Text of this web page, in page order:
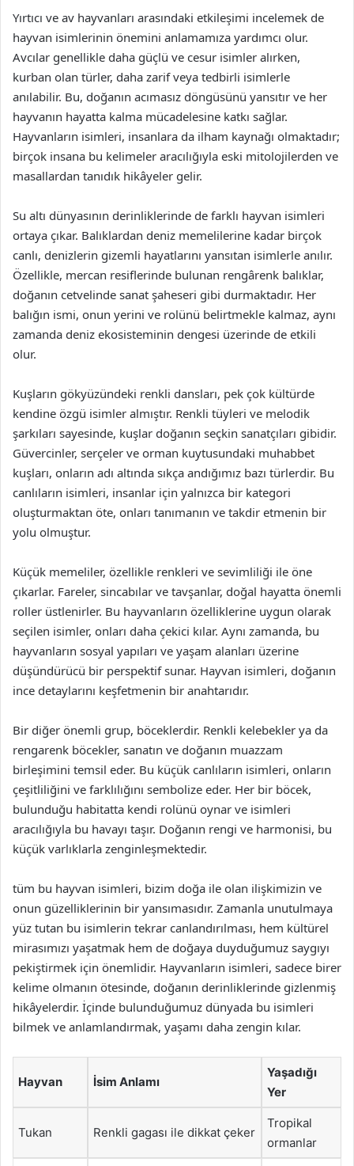
Yırtıcı ve av hayvanları arasındaki etkileşimi incelemek de
hayvan isimlerinin önemini anlamamıza yardımcı olur.
Avcılar genellikle daha güçlü ve cesur isimler alırken,
kurban olan türler, daha zarif veya tedbirli isimlerle
anılabilir. Bu, doğanın acımasız döngüsünü yansıtır ve her
hayvanın hayatta kalma mücadelesine katkı sağlar.
Hayvanların isimleri, insanlara da ilham kaynağı olmaktadır;
birçok insana bu kelimeler aracılığıyla eski mitolojilerden ve
masallardan tanıdık hikâyeler gelir.
Su altı dünyasının derinliklerinde de farklı hayvan isimleri
ortaya çıkar. Balıklardan deniz memelilerine kadar birçok
canlı, denizlerin gizemli hayatlarını yansıtan isimlerle anılır.
Özellikle, mercan resiflerinde bulunan rengârenk balıklar,
doğanın cetvelinde sanat şaheseri gibi durmaktadır. Her
balığın ismi, onun yerini ve rolünü belirtmekle kalmaz, aynı
zamanda deniz ekosisteminin dengesi üzerinde de etkili
olur.
Kuşların gökyüzündeki renkli dansları, pek çok kültürde
kendine özgü isimler almıştır. Renkli tüyleri ve melodik
şarkıları sayesinde, kuşlar doğanın seçkin sanatçıları gibidir.
Güvercinler, serçeler ve orman kuytusundaki muhabbet
kuşları, onların adı altında sıkça andığımız bazı türlerdir. Bu
canlıların isimleri, insanlar için yalnızca bir kategori
oluşturmaktan öte, onları tanımanın ve takdir etmenin bir
yolu olmuştur.
Küçük memeliler, özellikle renkleri ve sevimliliği ile öne
çıkarlar. Fareler, sincabılar ve tavşanlar, doğal hayatta önemli
roller üstlenirler. Bu hayvanların özelliklerine uygun olarak
seçilen isimler, onları daha çekici kılar. Aynı zamanda, bu
hayvanların sosyal yapıları ve yaşam alanları üzerine
düşündürücü bir perspektif sunar. Hayvan isimleri, doğanın
ince detaylarını keşfetmenin bir anahtarıdır.
Bir diğer önemli grup, böceklerdir. Renkli kelebekler ya da
rengarenk böcekler, sanatın ve doğanın muazzam
birleşimini temsil eder. Bu küçük canlıların isimleri, onların
çeşitliliğini ve farklılığını sembolize eder. Her bir böcek,
bulunduğu habitatta kendi rolünü oynar ve isimleri
aracılığıyla bu havayı taşır. Doğanın rengi ve harmonisi, bu
küçük varlıklarla zenginleşmektedir.
tüm bu hayvan isimleri, bizim doğa ile olan ilişkimizin ve
onun güzelliklerinin bir yansımasıdır. Zamanla unutulmaya
yüz tutan bu isimlerin tekrar canlandırılması, hem kültürel
mirasımızı yaşatmak hem de doğaya duyduğumuz saygıyı
pekiştirmek için önemlidir. Hayvanların isimleri, sadece birer
kelime olmanın ötesinde, doğanın derinliklerinde gizlenmiş
hikâyelerdir. İçinde bulunduğumuz dünyada bu isimleri
bilmek ve anlamlandırmak, yaşamı daha zengin kılar.
Hayvan İsim Anlamı
Yaşadığı
Yer
Tukan Renkli gagası ile dikkat çeker
Tropikal
ormanlar